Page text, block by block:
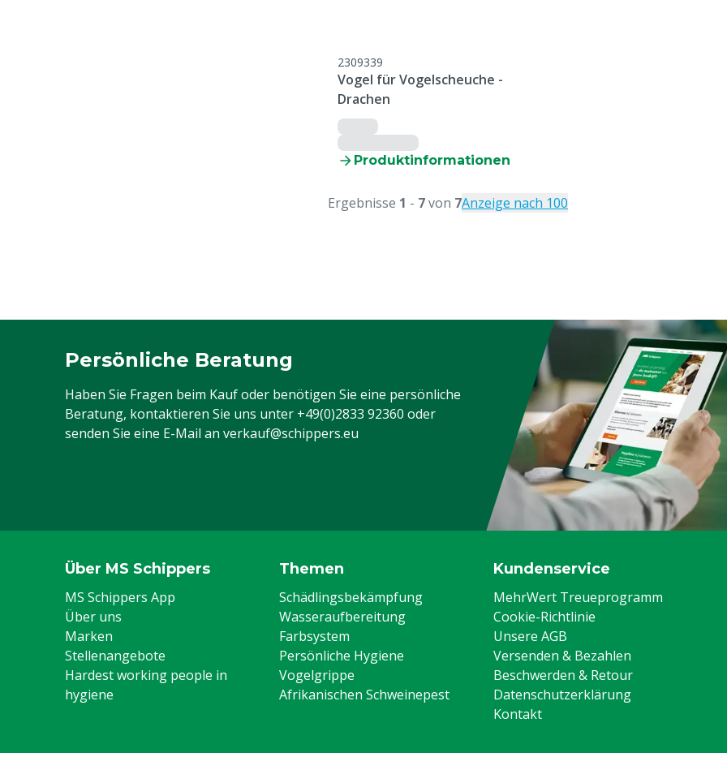
2309339
Vogel für Vogelscheuche -
Drachen
Produktinformationen
Ergebnisse 1 - 7von 7Anzeige nach 100
Persönliche Beratung
Haben Sie Fragen beim Kauf oder benötigen Sie eine persönliche
Beratung, kontaktieren Sie uns unter +49(0)2833 92360 oder
senden Sie eine E-Mail an verkauf@schippers.eu
Über MS Schippers
MS Schippers App
Über uns
Marken
Stellenangebote
Hardest working people in
hygiene
Themen
Schädlingsbekämpfung
Wasseraufbereitung
Farbsystem
Persönliche Hygiene
Vogelgrippe
Afrikanischen Schweinepest
Kundenservice
MehrWert Treueprogramm
Cookie-Richtlinie
Unsere AGB
Versenden & Bezahlen
Beschwerden & Retour
Datenschutzerklärung
Kontakt